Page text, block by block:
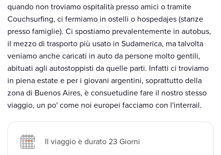
quando non troviamo ospitalità presso amici o tramite
Couchsurfing, ci fermiamo in ostelli o hospedajes (stanze
presso famiglie). Ci spostiamo prevalentemente in autobus,
il mezzo di trasporto più usato in Sudamerica, ma talvolta
veniamo anche caricati in auto da persone molto gentili,
abituati agli autostoppisti da quelle parti. Infatti ci troviamo
in piena estate e per i giovani argentini, soprattutto della
zona di Buenos Aires, è consuetudine fare il nostro stesso
viaggio, un po' come noi europei facciamo con l'interrail.
Il viaggio è durato 23 Giorni